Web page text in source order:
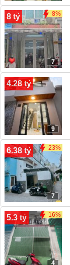
8 tỷ -8%
7
4.28 tỷ
9
6.38 tỷ -23%
7
5.3 tỷ -16%
4